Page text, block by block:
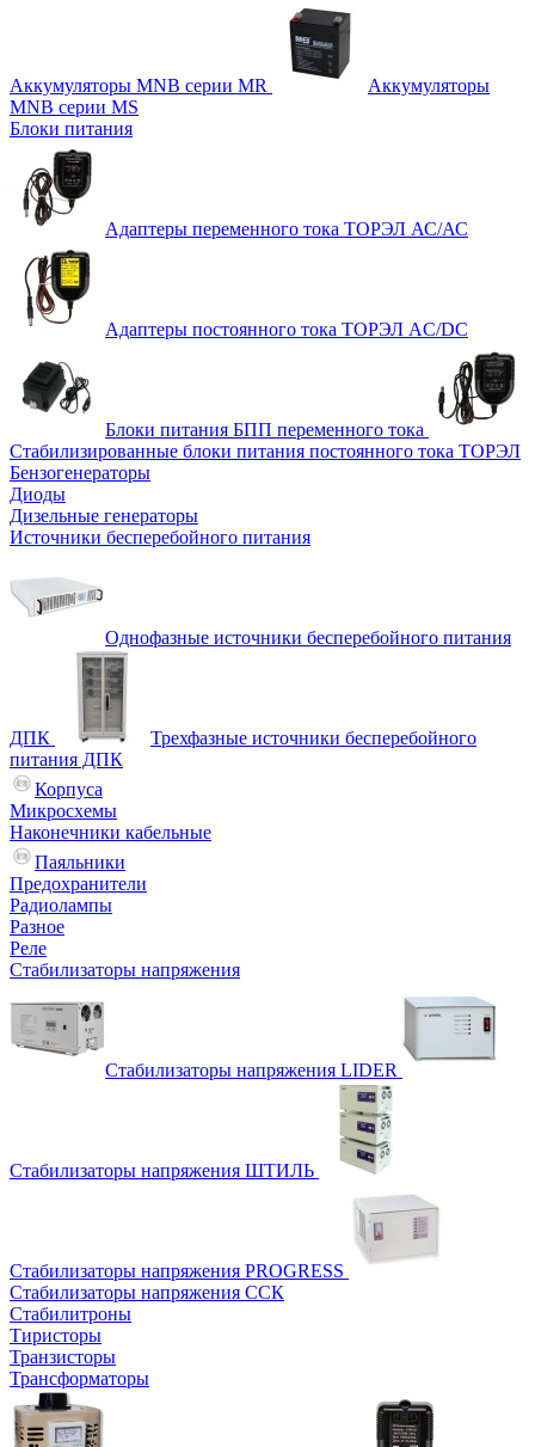
Аккумуляторы MNB серии MR
Аккумуляторы
MNB серии MS
Блоки питания
Адаптеры переменного тока ТОРЭЛ АС/АС
Адаптеры постоянного тока ТОРЭЛ AC/DC
Блоки питания БПП переменного тока
Стабилизированные блоки питания постоянного тока ТОРЭЛ
Бензогенераторы
Диоды
Дизельные генераторы
Источники бесперебойного питания
Однофазные источники бесперебойного питания
ДПК
Трехфазные источники бесперебойного
питания ДПК
Корпуса
Микросхемы
Наконечники кабельные
Паяльники
Предохранители
Радиолампы
Разное
Реле
Стабилизаторы напряжения
Стабилизаторы напряжения LIDER
Стабилизаторы напряжения ШТИЛЬ
Стабилизаторы напряжения PROGRESS
Стабилизаторы напряжения ССК
Стабилитроны
Тиристоры
Транзисторы
Трансформаторы